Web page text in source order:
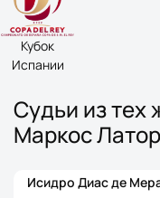
Кубок
Испании
Судьи из тех
Маркос
Исидро Диас де